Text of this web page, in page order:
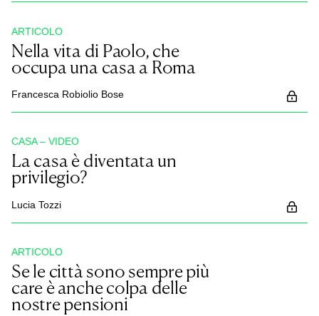
ARTICOLO
Nella vita di Paolo, che
occupa una casa a Roma
Francesca Robiolio Bose
CASA – VIDEO
La casa è diventata un
privilegio?
Lucia Tozzi
ARTICOLO
Se le città sono sempre più
care è anche colpa delle
nostre pensioni